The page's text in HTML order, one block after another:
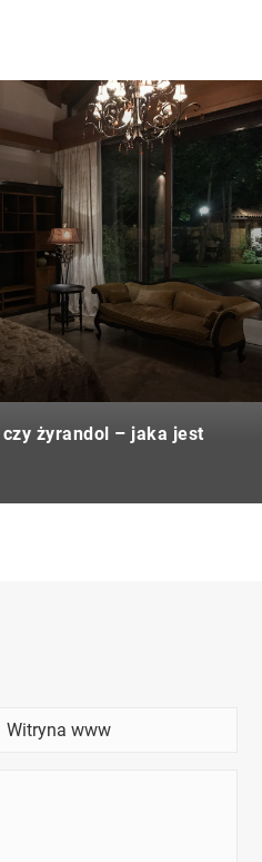
żyrandol – jaka jest